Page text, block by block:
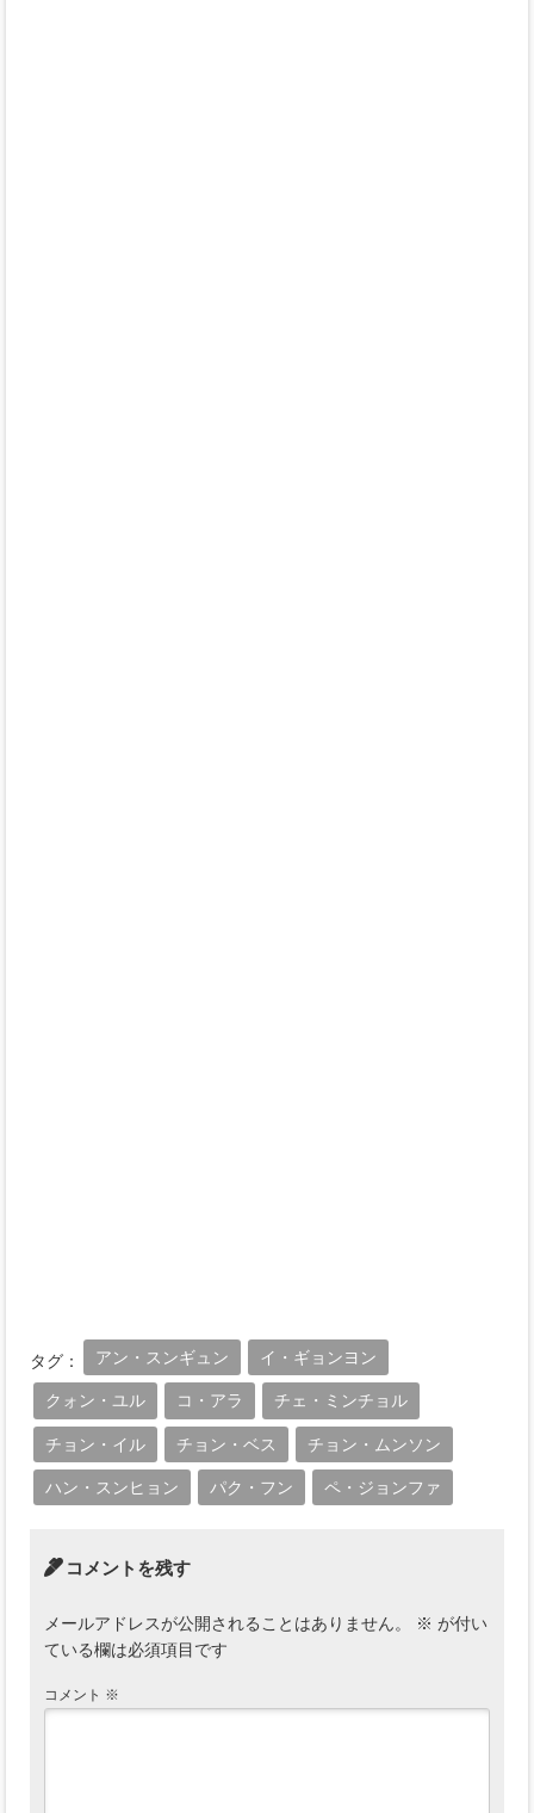
タグ： アン・スンギュン イ・ギョンヨン
クォン・ユル コ・アラ チェ・ミンチョル
チョン・イル チョン・ベス チョン・ムンソン
ハン・スンヒョン パク・フン ペ・ジョンファ
コメントを残す
メールアドレスが公開されることはありません。 ※ が付い
ている欄は必須項目です
コメント ※